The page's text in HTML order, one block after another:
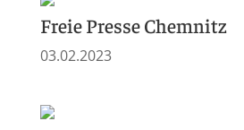
Freie Presse Chemnitz
03.02.2023